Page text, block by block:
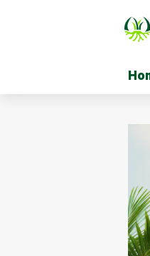
Garuda, Tiga Kreator Ini